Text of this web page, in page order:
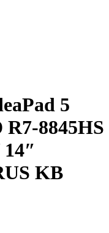
5
8845HS
KB